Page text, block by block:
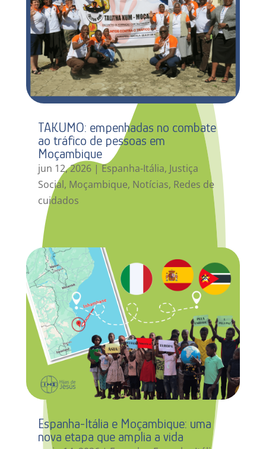
TAKUMO: empenhadas no combate
ao tráfico de pessoas em
Moçambique
jun 12, 2026|Espanha-Itália, Justiça
Social, Moçambique, Notícias, Redes de
cuidados
Espanha-Itália e Moçambique: uma
nova etapa que amplia a vida